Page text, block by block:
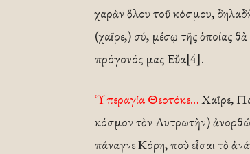
χαρὰν ὅλου τοῦ κόσμου,
(χαῖρε,) σύ, μέσῳ τῆς ὁποίας
πρόγονός μας Εὔα[4].
Ὑπεραγία Θεοτόκε…Χαῖρε,
κόσμον τὸν Λυτρωτὴν)
πάναγνε Κόρη, ποὺ εἶσαι τὸ